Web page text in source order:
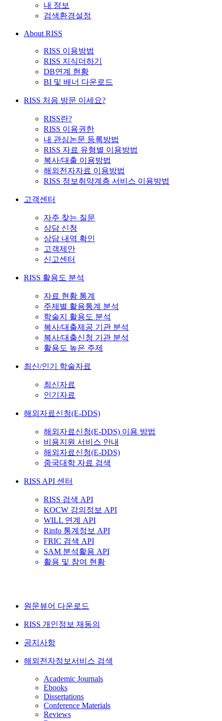
내 정보
검색환경설정
About RISS
RISS 이용방법
RISS 지식더하기
DB연계 현황
BI 및 배너 다운로드
RISS 처음 방문 이세요?
RISS란?
RISS 이용권한
내 관심논문 등록방법
RISS 자료 유형별 이용방법
복사/대출 이용방법
해외전자자료 이용방법
RISS 정보취약계층 서비스 이용방법
고객센터
자주 찾는 질문
상담 신청
상담 내역 확인
고객제안
신고센터
RISS 활용도 분석
자료 현황 통계
주제별 활용통계 분석
학술지 활용도 분석
복사/대출제공 기관 분석
복사/대출신청 기관 분석
활용도 높은 주제
최신/인기 학술자료
최신자료
인기자료
해외자료신청(E-DDS)
해외자료신청(E-DDS) 이용 방법
비용지원 서비스 안내
해외자료신청(E-DDS)
중국대학 자료 검색
RISS API 센터
RISS 검색 API
KOCW 강의정보 API
WILL 연계 API
Rinfo 통계정보 API
FRIC 검색 API
SAM 분석활용 API
활용 및 참여 현황
원문뷰어 다운로드
RISS 개인정보 재동의
공지사항
해외전자정보서비스 검색
Academic Journals
Ebooks
Dissertations
Conference Materials
Reviews